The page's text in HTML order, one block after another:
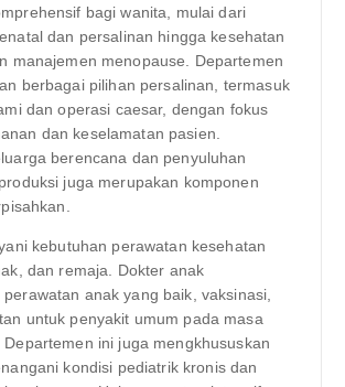
bagi wanita, mulai dari
dan persalinan hingga kesehatan
manajemen menopause. Departemen
berbagai pilihan persalinan, termasuk
dan operasi caesar, dengan fokus
dan keselamatan pasien.
berencana dan penyuluhan
juga merupakan komponen
kebutuhan perawatan kesehatan
dan remaja. Dokter anak
anak yang baik, vaksinasi,
untuk penyakit umum pada masa
Departemen ini juga mengkhususkan
kondisi pediatrik kronis dan